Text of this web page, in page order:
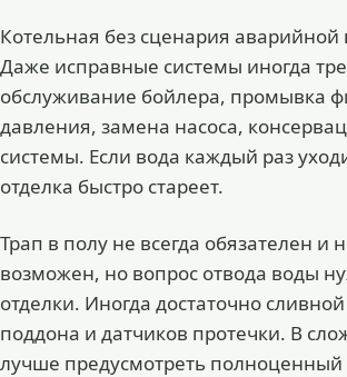
Котельная без сценария
Даже исправные системы иногда
обслуживание бойлера, промывка
давления, замена насоса,
системы. Если вода каждый раз
отделка быстро стареет.
Трап в полу не всегда обязателен и
возможен, но вопрос отвода воды
отделки. Иногда достаточно
поддона и датчиков протечки. В
лучше предусмотреть полноценный